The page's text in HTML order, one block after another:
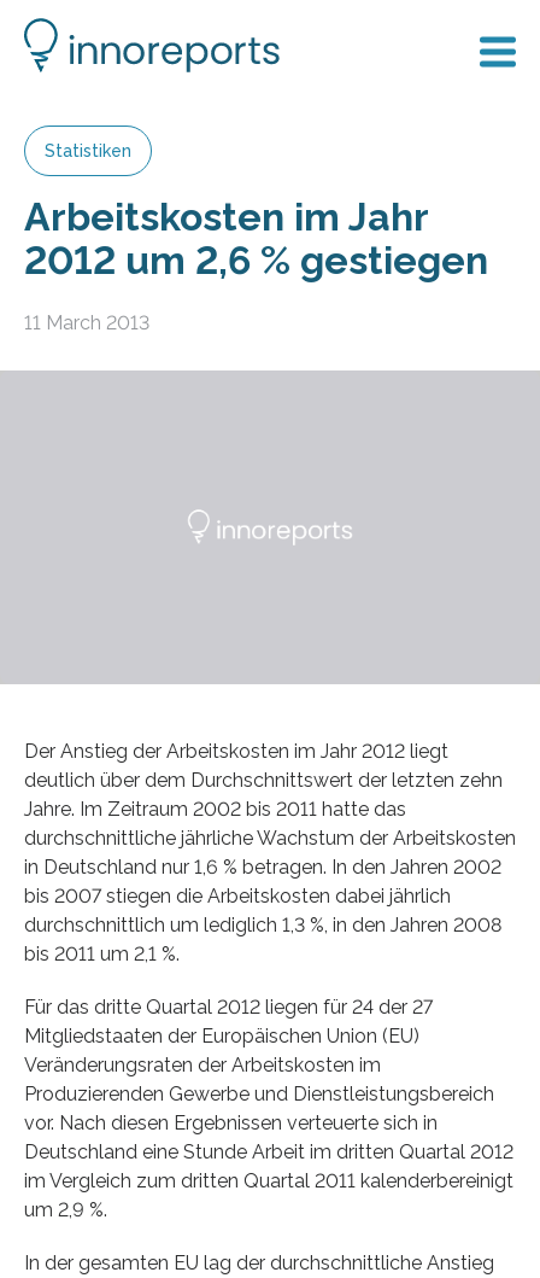
Statistiken
Arbeits­kosten im Jahr
2012 um 2,6 % ge­stie­gen
11 March 2013
Der Anstieg der Arbeitskosten im Jahr 2012 liegt
deutlich über dem Durchschnittswert der letzten zehn
Jahre. Im Zeitraum 2002 bis 2011 hatte das
durchschnittliche jährliche Wachstum der Arbeitskosten
in Deutschland nur 1,6 % betragen. In den Jahren 2002
bis 2007 stiegen die Arbeitskosten dabei jährlich
durchschnittlich um lediglich 1,3 %, in den Jahren 2008
bis 2011 um 2,1 %.
Für das dritte Quartal 2012 liegen für 24 der 27
Mitgliedstaaten der Europäischen Union (EU)
Veränderungsraten der Arbeitskosten im
Produzierenden Gewerbe und Dienstleistungsbereich
vor. Nach diesen Ergebnissen verteuerte sich in
Deutschland eine Stunde Arbeit im dritten Quartal 2012
im Vergleich zum dritten Quartal 2011 kalenderbereinigt
um 2,9 %.
In der gesamten EU lag der durchschnittliche Anstieg